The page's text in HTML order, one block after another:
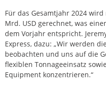
Für das Gesamtjahr 2024
Mrd. USD gerechnet, was
dem Vorjahr entspricht.
Express, dazu: „Wir werden
beobachten und uns auf die
flexiblen Tonnageeinsatz
Equipment konzentrieren.“